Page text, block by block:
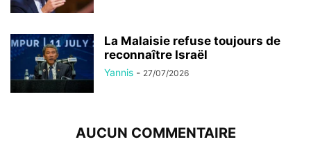
La Malaisie refuse toujours de
reconnaître Israël
Yannis - 27/07/2026
AUCUN COMMENTAIRE